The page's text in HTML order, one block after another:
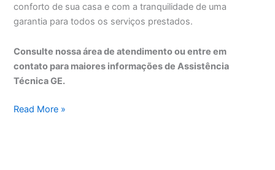
conforto de sua casa e com a tranquilidade de uma
garantia para todos os serviços prestados.
Consulte nossa área de atendimento ou entre em
contato para maiores informações de Assistência
Técnica GE.
Assistência
Read More »